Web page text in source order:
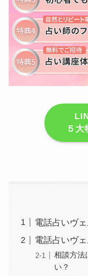
５大
電話占いヴ
電話占いヴ
相談方法
い？